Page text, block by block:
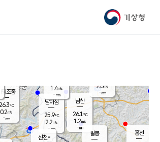
기상청
남이섬
25.9℃
2.2m/s
-mm
남산
26.1℃
1.2m/s
-mm
팔봉
1.4m/s
-mm
평조종
26.3℃
0.2m/s
-mm
신천*
홍천
2.6m/s
-mm